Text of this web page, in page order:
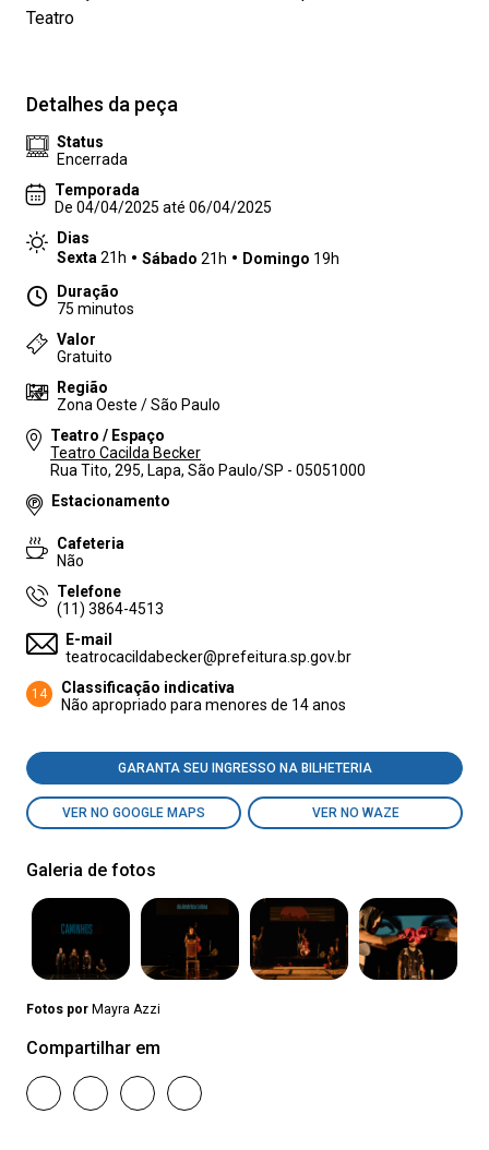
Teatro
Detalhes da peça
Status
Encerrada
Temporada
De 04/04/2025 até 06/04/2025
Dias
Sexta 21h Sábado 21h Domingo 19h
Duração
75 minutos
Valor
Gratuito
Região
Zona Oeste / São Paulo
Teatro / Espaço
Teatro Cacilda Becker
Rua Tito, 295, Lapa, São Paulo/SP - 05051000
Estacionamento
Cafeteria
Não
Telefone
(11) 3864-4513
E-mail
teatrocacildabecker@prefeitura.sp.gov.br
14
Classificação indicativa
Não apropriado para menores de 14 anos
GARANTA SEU INGRESSO NA BILHETERIA
VER NO GOOGLE MAPS VER NO WAZE
Galeria de fotos
Fotos por Mayra Azzi
Compartilhar em